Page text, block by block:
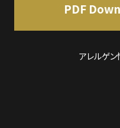
PDF
アレルゲ